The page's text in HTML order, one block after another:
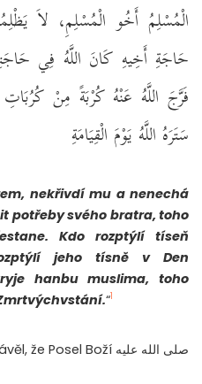
الْمُسْلِمُ أَخُو الْمُسْلِمِ، لاَ
حَاجَةِ أَخِيهِ كَانَ اللَّهُ فِي
فَرَّجَ اللَّهُ عَنْهُ كُرْبَةً مِنْ
سَتَرَهُ اللَّهُ يَوْمَ الْقِيَامَةِ ‏
nekřivdí mu a nenechá
potřeby svého bratra, toho
Kdo rozptýlí tíseň
jeho tísně v Den
hanbu muslima, toho
“1